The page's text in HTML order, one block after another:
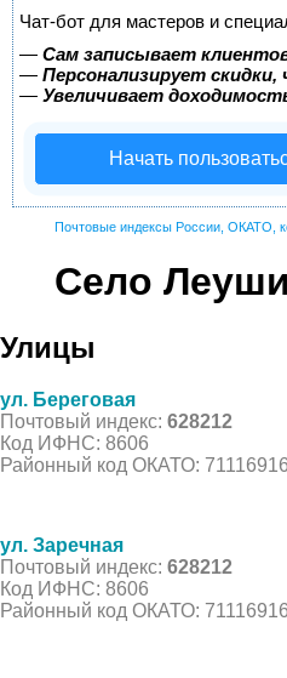
Чат-бот для мастеров и
— Сам записывает
— Персонализирует
— Увеличивает
Начать
Почтовые индексы России, ОКАТО,
Село Леуши
Улицы
ул. Береговая
Почтовый индекс: 628212
Код ИФНС: 8606
Районный код ОКАТО:
ул. Заречная
Почтовый индекс: 628212
Код ИФНС: 8606
Районный код ОКАТО: